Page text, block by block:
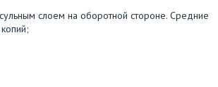
слоем на оборотной стороне. Средние